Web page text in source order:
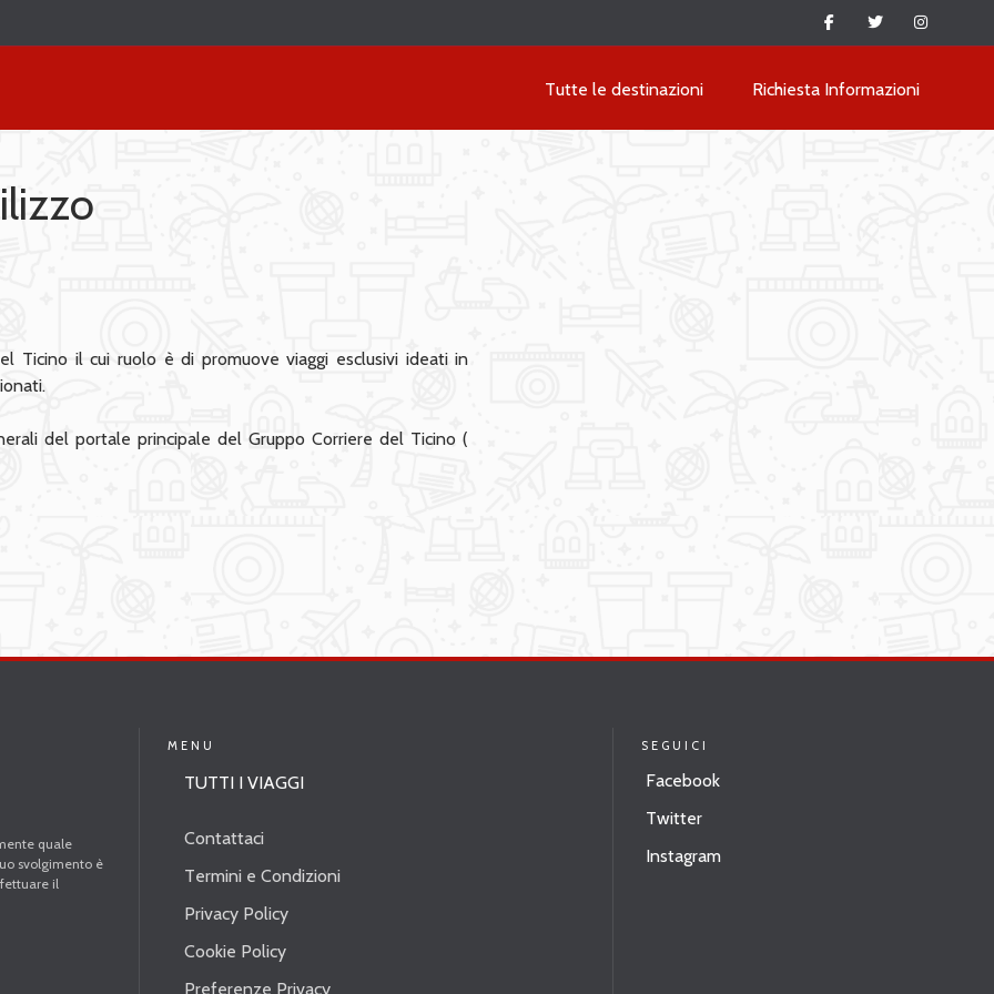
Tutte le destinazioni Richiesta Informazioni
Ticino il cui ruolo è di promuove viaggi esclusivi ideati in
del portale principale del Gruppo Corriere del Ticino (
quale
svolgimento è
il
MENU
TUTTI I VIAGGI
Contattaci
Termini e Condizioni
Privacy Policy
Cookie Policy
Preferenze Privacy
SEGUICI
Facebook
Twitter
Instagram